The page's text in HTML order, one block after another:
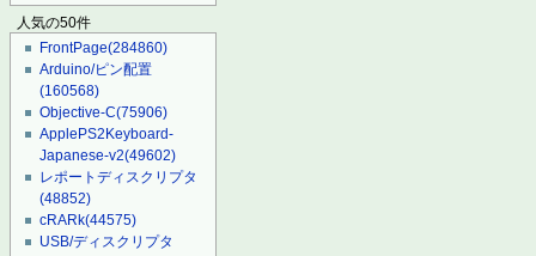
人気の50件
FrontPage(284860)
Arduino/ピン配置
(160568)
Objective-C(75906)
ApplePS2Keyboard-
Japanese-v2(49602)
レポートディスクリプタ
(48852)
cRARk(44575)
USB/ディスクリプタ